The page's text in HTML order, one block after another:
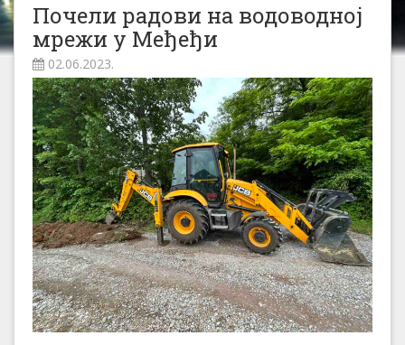
Почели радови на водоводној
мрежи у Међеђи
02.06.2023.